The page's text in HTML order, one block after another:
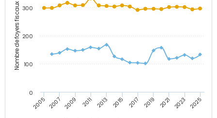
Nombre de foyers fiscaux
2005 2007 2009 2011 2013 2015 2017 2019 2021 2023 2025
0
100
200
300